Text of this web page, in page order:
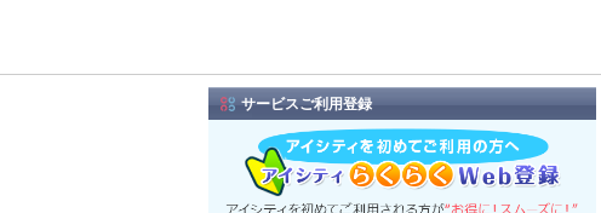
サービスご利用登録